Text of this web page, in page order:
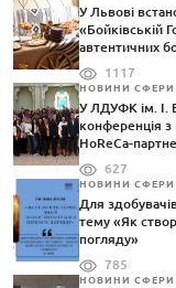
У Львові
«Бойківській
автентичних
1117
НОВИНИ СФЕРИ
У ЛДУФК ім. І.
конференція з
HoReCa-
627
НОВИНИ СФЕРИ
Для
тему «Як
погляду»
785
НОВИНИ СФЕРИ